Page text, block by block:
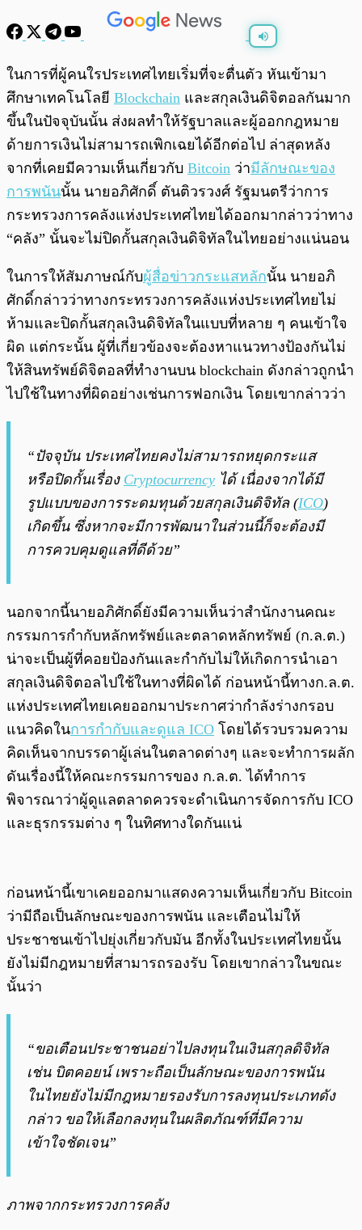
พร้อมเล่น 0:00 /
ในการที่ผู้คนใรประเทศไทยเริ่มที่จะตื่นตัว หันเข้ามา
ศึกษาเทคโนโลยี Blockchain และสกุลเงินดิจิตอลกันมาก
ขึ้นในปัจจุบันนั้น ส่งผลทำให้รัฐบาลและผู้ออกกฎหมาย
ด้ายการเงินไม่สามารถเพิกเฉยได้อีกต่อไป ล่าสุดหลัง
จากที่เคยมีความเห็นเกี่ยวกับ Bitcoin ว่ามีลักษณะของ
การพนันนั้น นายอภิศักดิ์ ตันติวรวงศ์ รัฐมนตรีว่าการ
กระทรวงการคลังแห่งประเทศไทยได้ออกมากล่าวว่าทาง
“คลัง” นั้นจะไม่ปิดกั้นสกุลเงินดิจิทัลในไทยอย่างแน่นอน
ในการให้สัมภาษณ์กับผู้สื่อข่าวกระแสหลักนั้น นายอภิ
ศักดิ์กล่าวว่าทางกระทรวงการคลังแห่งประเทศไทยไม่
ห้ามและปิดกั้นสกุลเงินดิจิทัลในแบบที่หลาย ๆ คนเข้าใจ
ผิด แต่กระนั้น ผู้ที่เกี่ยวข้องจะต้องหาแนวทางป้องกันไม่
ให้สินทรัพย์ดิจิตอลที่ทำงานบน blockchain ดังกล่าวถูกนำ
ไปใช้ในทางที่ผิดอย่างเช่นการฟอกเงิน โดยเขากล่าวว่า
“ปัจจุบัน ประเทศไทยคงไม่สามารถหยุดกระแส
หรือปิดกั้นเรื่อง Cryptocurrency ได้ เนื่องจากได้มี
รูปแบบของการระดมทุนด้วยสกุลเงินดิจิทัล (ICO)
เกิดขึ้น ซึ่งหากจะมีการพัฒนาในส่วนนี้ก็จะต้องมี
การควบคุมดูแลที่ดีด้วย”
นอกจากนี้นายอภิศักดิ์ยังมีความเห็นว่าสำนักงานคณะ
กรรมการกำกับหลักทรัพย์และตลาดหลักทรัพย์ (ก.ล.ต.)
น่าจะเป็นผู้ที่คอยป้องกันและกำกับไม่ให้เกิดการนำเอา
สกุลเงินดิจิตอลไปใช้ในทางที่ผิดได้ ก่อนหน้านี้ทางก.ล.ต.
แห่งประเทศไทยเคยออกมาประกาศว่ากำลังร่างกรอบ
แนวคิดในการกำกับและดูแล ICO โดยได้รวบรวมความ
คิดเห็นจากบรรดาผู้เล่นในตลาดต่างๆ และจะทำการผลัก
ดันเรื่องนี้ให้คณะกรรมการของ ก.ล.ต. ได้ทำการ
พิจารณาว่าผู้ดูแลตลาดควรจะดำเนินการจัดการกับ ICO
และธุรกรรมต่าง ๆ ในทิศทางใดกันแน่
ก่อนหน้านี้เขาเคยออกมาแสดงความเห็นเกี่ยวกับ Bitcoin
ว่ามีถือเป็นลักษณะของการพนัน และเตือนไม่ให้
ประชาชนเข้าไปยุ่งเกี่ยวกับมัน อีกทั้งในประเทศไทยนั้น
ยังไม่มีกฎหมายที่สามารถรองรับ โดยเขากล่าวในขณะ
นั้นว่า
“ขอเตือนประชาชนอย่าไปลงทุนในเงินสกุลดิจิทัล
เช่น บิตคอยน์ เพราะถือเป็นลักษณะของการพนัน
ในไทยยังไม่มีกฎหมายรองรับการลงทุนประเภทดัง
กล่าว ขอให้เลือกลงทุนในผลิตภัณฑ์ที่มีความ
เข้าใจชัดเจน”
ภาพจากกระทรวงการคลัง